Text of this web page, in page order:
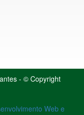
- © Copyright